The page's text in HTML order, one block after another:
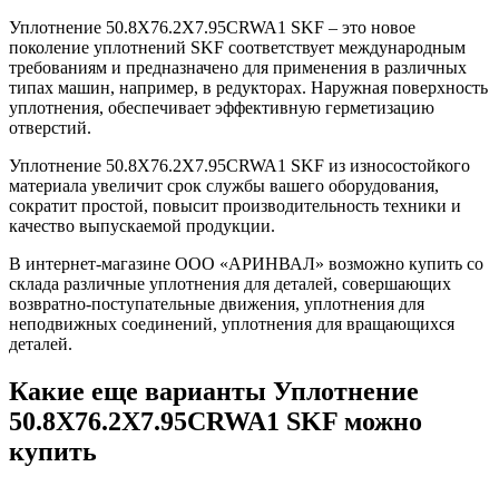
Уплотнение 50.8X76.2X7.95CRWA1 SKF – это новое
поколение уплотнений SKF соответствует международным
требованиям и предназначено для применения в различных
типах машин, например, в редукторах. Наружная поверхность
уплотнения, обеспечивает эффективную герметизацию
отверстий.
Уплотнение 50.8X76.2X7.95CRWA1 SKF из износостойкого
материала увеличит срок службы вашего оборудования,
сократит простой, повысит производительность техники и
качество выпускаемой продукции.
В интернет-магазине ООО «АРИНВАЛ» возможно купить со
склада различные уплотнения для деталей, совершающих
возвратно-поступательные движения, уплотнения для
неподвижных соединений, уплотнения для вращающихся
деталей.
Какие еще варианты Уплотнение
50.8X76.2X7.95CRWA1 SKF можно
купить